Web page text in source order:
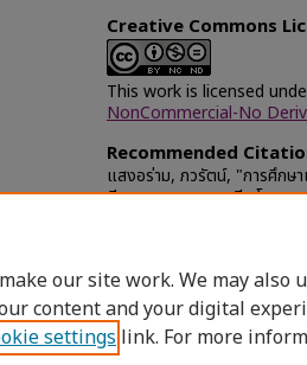
Creative Commons
This work is licensed
NonCommercial-No
Recommended
แสงอร่าม, ภวรัตน์, "การศึกษา
ดีน และเดสลอราทาดีน โดยก
our site work. We may also
content and your digital
settings link. For more